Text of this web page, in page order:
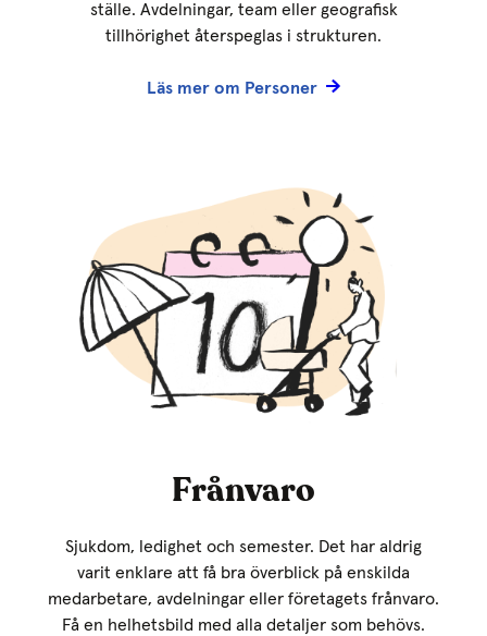
ställe. Avdelningar, team eller geografisk
tillhörighet återspeglas i strukturen.
Läs mer om Personer
Frånvaro
Sjukdom, ledighet och semester. Det har aldrig
varit enklare att få bra överblick på enskilda
medarbetare, avdelningar eller företagets frånvaro.
Få en helhetsbild med alla detaljer som behövs.